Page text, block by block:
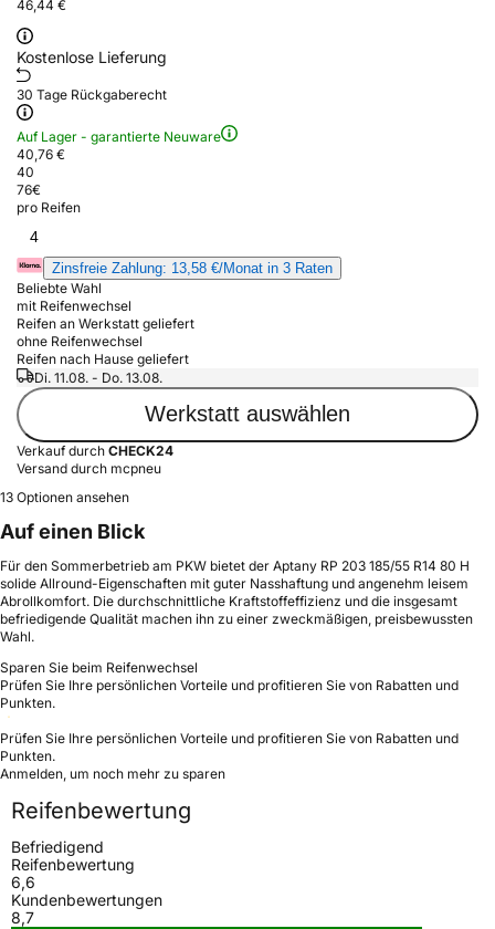
46,44 €
Kostenlose Lieferung
30 Tage Rückgaberecht
Auf Lager - garantierte Neuware
40,76 €
40
76€
pro Reifen
4
Zinsfreie Zahlung: 13,58 €/Monat in 3 Raten
Beliebte Wahl
mit Reifenwechsel
Reifen an Werkstatt geliefert
ohne Reifenwechsel
Reifen nach Hause geliefert
Di. 11.08. - Do. 13.08.
Werkstatt auswählen
Verkauf durch CHECK24
Versand durch mcpneu
13 Optionen ansehen
Auf einen Blick
Für den Sommerbetrieb am PKW bietet der Aptany RP 203 185/55 R14 80 H
solide Allround-Eigenschaften mit guter Nasshaftung und angenehm leisem
Abrollkomfort. Die durchschnittliche Kraftstoffeffizienz und die insgesamt
befriedigende Qualität machen ihn zu einer zweckmäßigen, preisbewussten
Wahl.
Sparen Sie beim Reifenwechsel
Prüfen Sie Ihre persönlichen Vorteile und profitieren Sie von Rabatten und
Punkten.
Prüfen Sie Ihre persönlichen Vorteile und profitieren Sie von Rabatten und
Punkten.
Anmelden, um noch mehr zu sparen
Reifenbewertung
Befriedigend
Reifenbewertung
6,6
Kundenbewertungen
8,7